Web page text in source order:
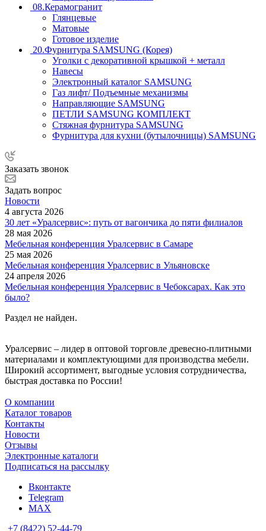
08.Керамогранит
Глянцевые
Матовые
Готовое изделие
20.Фурнитура SAMSUNG (Корея)
Уголки с декоративной крышкой + металл
Навесы
Электронный каталог SAMSUNG
Газ лифт/ Подъемные механизмы
Направляющие SAMSUNG
ПЕТЛИ SAMSUNG КОМПЛЕКТ
Стяжная фурнитура SAMSUNG
Фурнитура для кухни (бутылочницы) SAMSUNG
Заказать звонок
Задать вопрос
Новости
4 августа 2026
30 лет «Уралсервис»: путь от вагончика до пяти филиалов
28 мая 2026
Мебельная конференция Уралсервис в Самаре
25 мая 2026
Мебельная конференция Уралсервис в Ульяновске
24 апреля 2026
Мебельная конференция Уралсервис в Чебоксарах. Как это
было?
Раздел не найден.
Уралсервис – лидер в оптовой торговле древесно-плитными
материалами и комплектующими для производства мебели.
Широкий ассортимент, выгодные условия сотрудничества,
быстрая доставка по России!
О компании
Каталог товаров
Контакты
Новости
Отзывы
Электронные каталоги
Подписаться на рассылку
Вконтакте
Telegram
MAX
+7 (8422) 52-44-79